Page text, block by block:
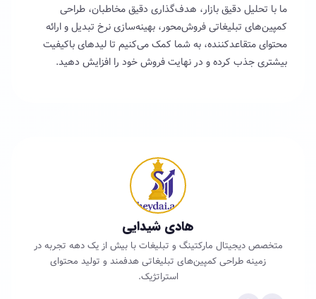
ما با تحلیل دقیق بازار، هدف‌گذاری دقیق مخاطبان، طراحی
کمپین‌های تبلیغاتی فروش‌محور، بهینه‌سازی نرخ تبدیل و ارائه
محتوای متقاعدکننده، به شما کمک می‌کنیم تا لیدهای باکیفیت
بیشتری جذب کرده و در نهایت فروش خود را افزایش دهید.
هادی شیدایی
متخصص دیجیتال مارکتینگ و تبلیغات با بیش از یک دهه تجربه در
زمینه طراحی کمپین‌های تبلیغاتی هدفمند و تولید محتوای
استراتژیک.